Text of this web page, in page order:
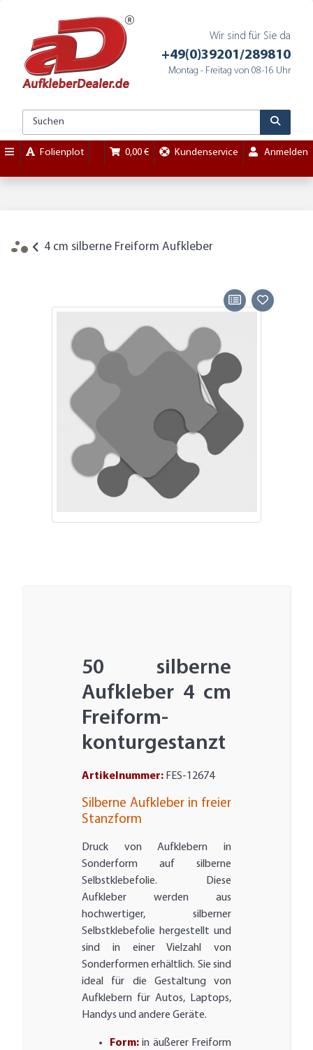
Wir sind für Sie da
+49(0)39201/289810
Montag - Freitag von 08-16 Uhr
Folienplot 0,00 € Kundenservice Anmelden
4 cm silberne Freiform Aufkleber
50 silberne
Aufkleber 4 cm
Freiform-
konturgestanzt
Artikelnummer: FES-12674
Silberne Aufkleber in freier
Stanzform
Druck von Aufklebern in
Sonderform auf silberne
Selbstklebefolie. Diese
Aufkleber werden aus
hochwertiger, silberner
Selbstklebefolie hergestellt und
sind in einer Vielzahl von
Sonderformen erhältlich. Sie sind
ideal für die Gestaltung von
Aufklebern für Autos, Laptops,
Handys und andere Geräte.
Form: in äußerer Freiform